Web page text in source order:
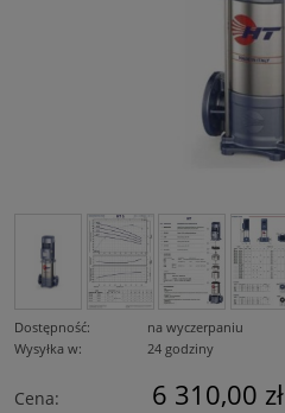
Dostępność:
na wyczerpaniu
Wysyłka w:
24 godziny
Cena: 6 310,00 zł